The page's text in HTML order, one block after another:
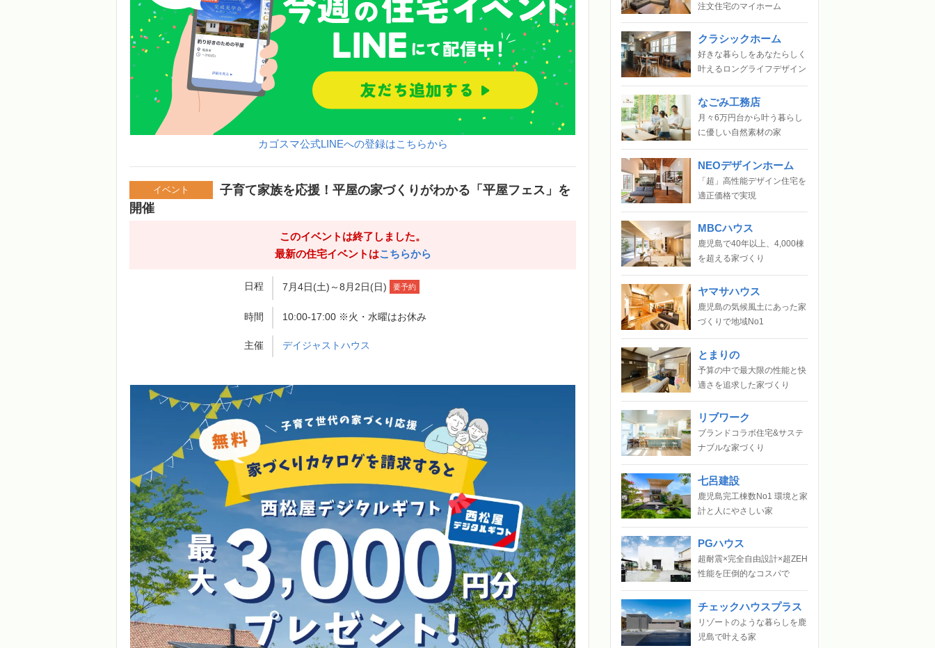
カゴスマ公式LINEへの登録はこちらから
子育て家族を応援！平屋の家づくりがわかる「平屋フェス」を
開催
このイベントは終了しました。
最新の住宅イベントはこちらから
日程 7月4日(土)～8月2日(日) 要予約
時間 10:00-17:00 ※火・水曜はお休み
主催 デイジャストハウス
イベント
注文住宅のマイホーム
クラシックホーム
好きな暮らしをあなたらしく
叶えるロングライフデザイン
なごみ工務店
月々6万円台から叶う暮らし
に優しい自然素材の家
NEOデザインホーム
「超」高性能デザイン住宅を
適正価格で実現
MBCハウス
鹿児島で40年以上、4,000棟
を超える家づくり
ヤマサハウス
鹿児島の気候風土にあった家
づくりで地域No1
とまりの
予算の中で最大限の性能と快
適さを追求した家づくり
リブワーク
ブランドコラボ住宅&サステ
ナブルな家づくり
七呂建設
鹿児島完工棟数No1 環境と家
計と人にやさしい家
PGハウス
超耐震×完全自由設計×超ZEH
性能を圧倒的なコスパで
チェックハウスプラス
リゾートのような暮らしを鹿
児島で叶える家